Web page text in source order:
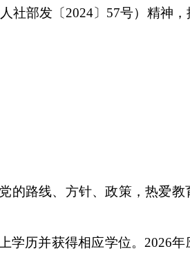
社部发〔 2024〕 57号） 精神 ，
的路线、方针、政策，热爱
学历并获得相应学位。 2026年